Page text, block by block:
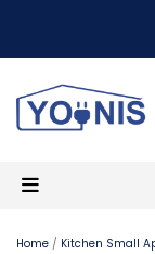
Home / Kitchen Small